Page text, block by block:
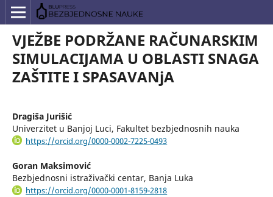
VJEŽBE PODRŽANE RAČUNARSKIM
SIMULACIJAMA U OBLASTI SNAGA
ZAŠTITE I SPASAVANjA
Dragiša Jurišić
Univerzitet u Banjoj Luci, Fakultet bezbjednosnih nauka
https://orcid.org/0000-0002-7225-0493
Goran Maksimović
Bezbjednosni istraživački centar, Banja Luka
https://orcid.org/0000-0001-8159-2818